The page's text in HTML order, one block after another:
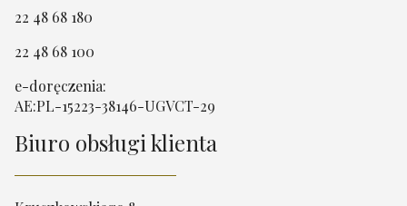
22 48 68 180
22 48 68 100
e-doręczenia:
AE:PL-15223-38146-UGVCT-29
Biuro obsługi klienta